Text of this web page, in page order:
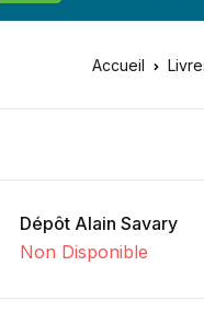
Accueil
Dépôt Alain Savary
Non Disponible